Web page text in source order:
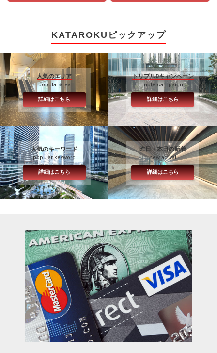
KATAROKUピックアップ
人気のエリア
popular area
詳細はこちら
トリプル0キャンペーン
triple campaign
詳細はこちら
人気のキーワード
popular keyword
詳細はこちら
昨日・本日の新着
new arrival
詳細はこちら